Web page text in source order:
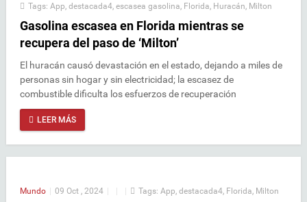
Tags: App destacada4 escasea gasolina Florida Huracán Milton
Gasolina escasea en Florida mientras se
recupera del paso de ‘Milton’
El huracán causó devastación en el estado, dejando a miles de
personas sin hogar y sin electricidad; la escasez de
combustible dificulta los esfuerzos de recuperación
LEER MÁS
Mundo | 09 Oct , 2024 | | | Tags: App destacada4 Florida Milton